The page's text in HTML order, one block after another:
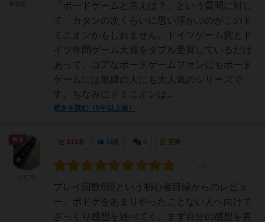
「ボードゲームと言えば？」という質問に対し
て、カタンの次くらいに思い浮かぶのがこのド
ミニオンかもしれません。ドイツゲーム賞とド
イツ年間ゲーム大賞をダブル受賞しているだけ
あって、コアなボードゲームファンにもボード
ゲームには無縁の人にも大人気のシリーズで
す。ちなみにドミニオンは...
続きを読む（5年以上前）
613名 14名 充実
プレイ回数6回という初心者目線からのレビュ
ー。ボドゲをあまりやったことない人へ向けて
ざっくり感想を述べてく。まず自分の感想を言